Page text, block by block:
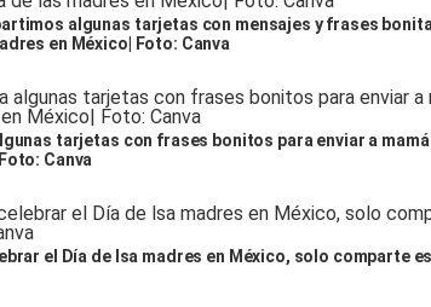
algunas tarjetas con mensajes y frases
en México| Foto: Canva
tarjetas con frases bonitos para enviar a
Canva
el Día de lsa madres en México, solo comparte